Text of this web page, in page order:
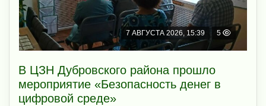
7 АВГУСТА 2026, 15:39 5
В ЦЗН Дубровского района прошло
мероприятие «Безопасность денег в
цифровой среде»